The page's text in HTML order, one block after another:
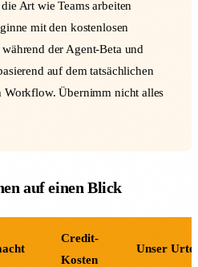
Art wie Teams arbeiten
mit den kostenlosen
der Agent-Beta und
auf dem tatsächlichen
Workflow. Übernimm nicht alles
auf einen Blick
Credit-
Kosten
Unser